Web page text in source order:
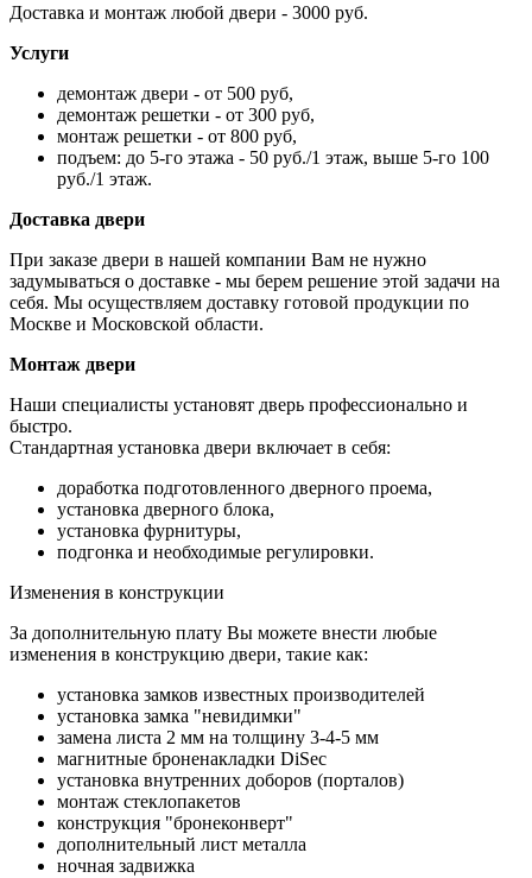
Доставка и монтаж любой двери - 3000 руб.
Услуги
демонтаж двери - от 500 руб,
демонтаж решетки - от 300 руб,
монтаж решетки - от 800 руб,
подъем: до 5-го этажа - 50 руб./1 этаж, выше 5-го 100
руб./1 этаж.
Доставка двери
При заказе двери в нашей компании Вам не нужно
задумываться о доставке - мы берем решение этой задачи на
себя. Мы осуществляем доставку готовой продукции по
Москве и Московской области.
Монтаж двери
Наши специалисты установят дверь профессионально и
быстро.
Стандартная установка двери включает в себя:
доработка подготовленного дверного проема,
установка дверного блока,
установка фурнитуры,
подгонка и необходимые регулировки.
Изменения в конструкции
За дополнительную плату Вы можете внести любые
изменения в конструкцию двери, такие как:
установка замков известных производителей
установка замка "невидимки"
замена листа 2 мм на толщину 3-4-5 мм
магнитные броненакладки DiSec
установка внутренних доборов (порталов)
монтаж стеклопакетов
конструкция "бронеконверт"
дополнительный лист металла
ночная задвижка